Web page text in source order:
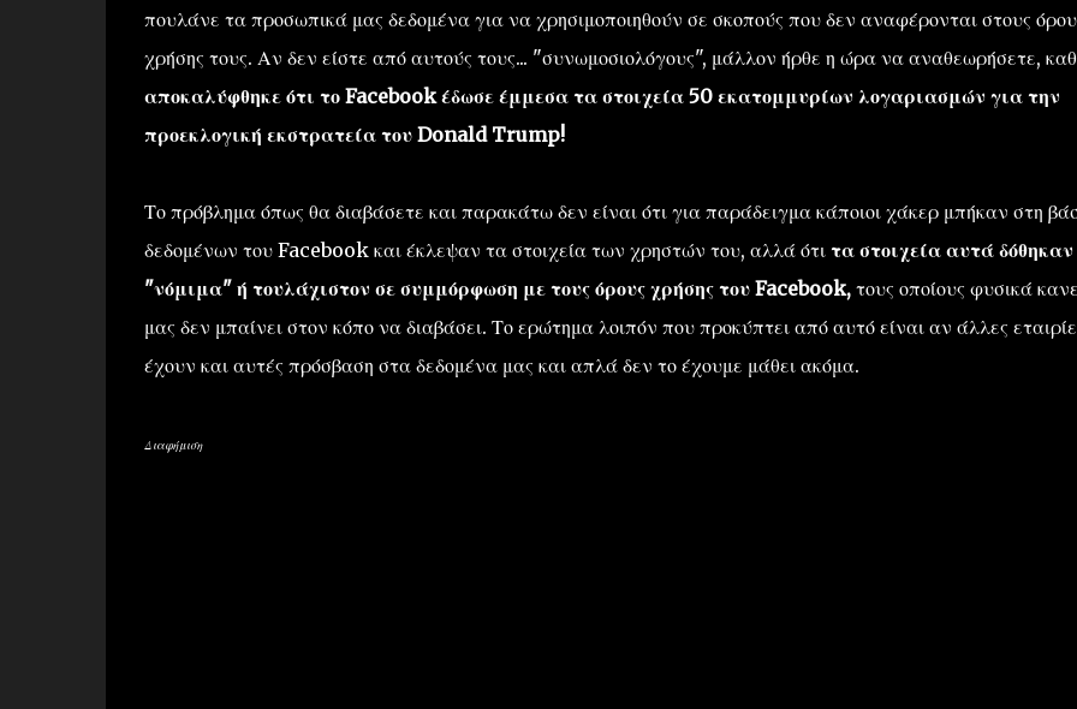
πουλάνε τα προσωπικά μας δεδομένα για να χρησιμοποιηθούν σε σκοπούς που δεν αναφέρονται στους
χρήσης τους. Αν δεν είστε από αυτούς τους... "συνωμοσιολόγους", μάλλον ήρθε η ώρα να αναθεωρήσετε,
αποκαλύφθηκε ότι το Facebook έδωσε έμμεσα τα στοιχεία 50 εκατομμυρίων λογαριασμών για την
προεκλογική εκστρατεία του Donald Trump!
Το πρόβλημα όπως θα διαβάσετε και παρακάτω δεν είναι ότι για παράδειγμα κάποιοι χάκερ μπήκαν στη
δεδομένων του Facebook και έκλεψαν τα στοιχεία των χρηστών του, αλλά ότι τα στοιχεία αυτά δόθηκαν
"νόμιμα" ή τουλάχιστον σε συμμόρφωση με τους όρους χρήσης του Facebook,τους οποίους φυσικά
μας δεν μπαίνει στον κόπο να διαβάσει. Το ερώτημα λοιπόν που προκύπτει από αυτό είναι αν άλλες
έχουν και αυτές πρόσβαση στα δεδομένα μας και απλά δεν το έχουμε μάθει ακόμα.
Διαφήμιση